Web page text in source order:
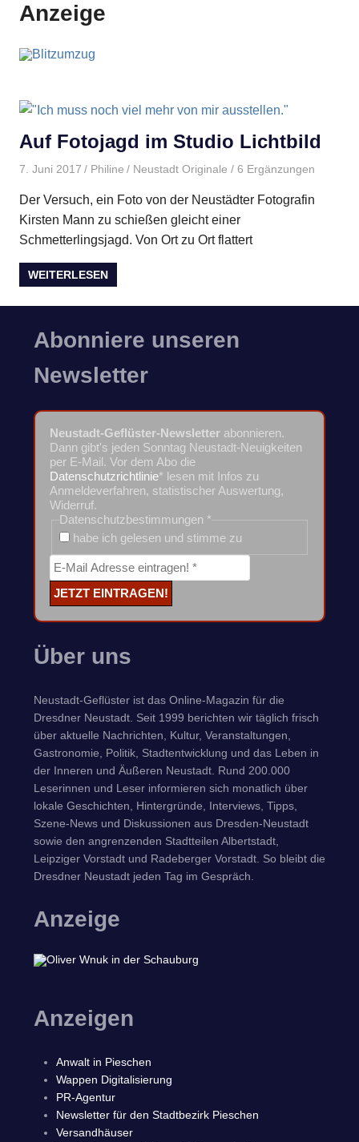
Anzeige
Auf Fotojagd im Studio Lichtbild
7. Juni 2017 Philine Neustadt Originale / 6 Ergänzungen
Der Versuch, ein Foto von der Neustädter Fotografin
Kirsten Mann zu schießen gleicht einer
Schmetterlingsjagd. Von Ort zu Ort flattert
WEITERLESEN
Abonniere unseren
Newsletter
Neustadt-Geflüster-Newsletter abonnieren.
Dann gibt's jeden Sonntag Neustadt-Neuigkeiten
per E-Mail. Vor dem Abo die
Datenschutzrichtlinie* lesen mit Infos zu
Anmeldeverfahren, statistischer Auswertung,
Widerruf.
Datenschutzbestimmungen *
habe ich gelesen und stimme zu
Über uns
Neustadt-Geflüster ist das Online-Magazin für die
Dresdner Neustadt. Seit 1999 berichten wir täglich frisch
über aktuelle Nachrichten, Kultur, Veranstaltungen,
Gastronomie, Politik, Stadtentwicklung und das Leben in
der Inneren und Äußeren Neustadt. Rund 200.000
Leserinnen und Leser informieren sich monatlich über
lokale Geschichten, Hintergründe, Interviews, Tipps,
Szene-News und Diskussionen aus Dresden-Neustadt
sowie den angrenzenden Stadtteilen Albertstadt,
Leipziger Vorstadt und Radeberger Vorstadt. So bleibt die
Dresdner Neustadt jeden Tag im Gespräch.
Anzeige
Anzeigen
Anwalt in Pieschen
Wappen Digitalisierung
PR-Agentur
Newsletter für den Stadtbezirk Pieschen
Versandhäuser